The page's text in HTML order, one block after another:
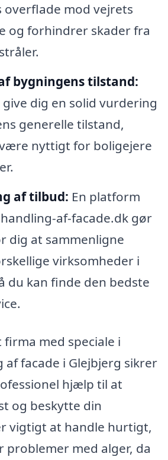
overflade mod vejrets
og forhindrer skader fra
bygningens tilstand:
give dig en solid vurdering
generelle tilstand,
nyttigt for boligejere
af tilbud: En platform
af-facade.dk gør
dig at sammenligne
virksomheder i
du kan finde den bedste
med speciale i
af facade i Glejbjerg sikrer
hjælp til at
og beskytte din
vigtigt at handle hurtigt,
problemer med alger, da